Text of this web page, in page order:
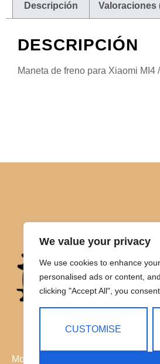
We value your privacy
We use cookies to enhance
personalised ads or content,
clicking "Accept All", you
CUSTOMISE
Descripción Valoraciones
DESCRIPCIÓN
Maneta de freno para Xiaomi
Movilidad eléctrica sin límites